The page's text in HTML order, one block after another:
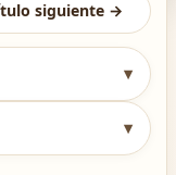
siguiente →
▾
▾